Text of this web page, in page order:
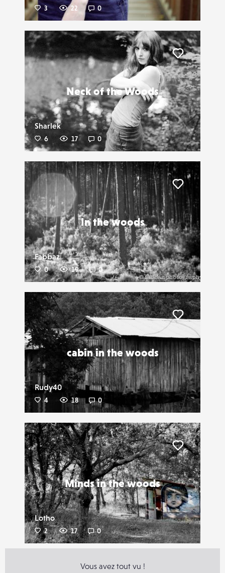
3 22 0
Neck of the Woods
Sharlek
6 17 0
Liker
In the woods
Fabbaz
0 19 0
cabin in the woods
Rudy40
4 18 0
Liker
Minds in the woods
Lotho
2 17 0
Liker
Vous avez tout vu !